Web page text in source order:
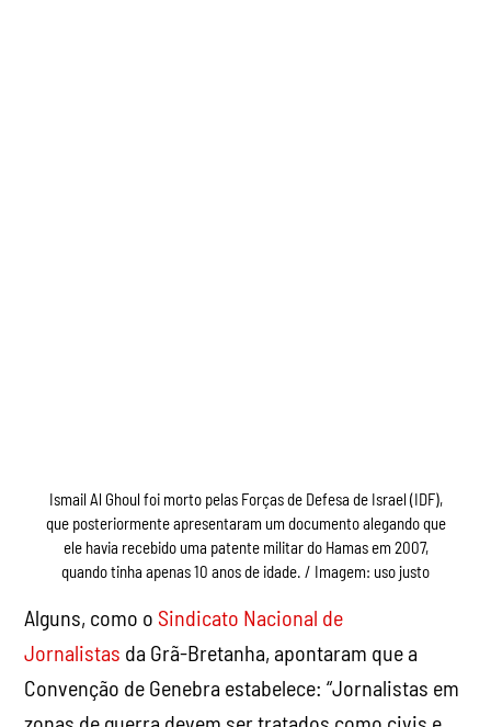
Jornalistasda Grã-Bretanha, apontaram que a
Convenção de Genebra estabelece: “Jornalistas em
protegidos como tal, desde que não participem das
hostilidades”. Mas tais sutilezas não significam
nada quando ameaçam as políticas assassinas das